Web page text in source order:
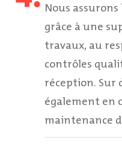
Nous
grâce à une
travaux, au
contrôles
réception. Sur
également en
maintenance